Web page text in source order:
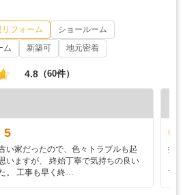
リフォーム
ショールーム
ム 新築可 地元密着
4.8 （60件）
5
い家だったので、色々トラブルも起
いますが、 終始丁寧で気持ちの良い
。 工事も早く終…
担
て